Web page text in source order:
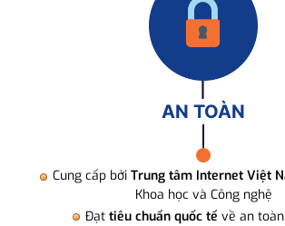
AN TOÀN
Cung cấp bởi Trung tâm Internet Việt
Khoa học và Công nghệ
Đạt tiêu chuẩn quốc tế về an